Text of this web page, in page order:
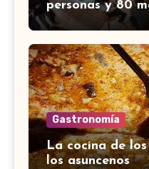
personas y 80
Gastronomía
La cocina de
los asuncenos